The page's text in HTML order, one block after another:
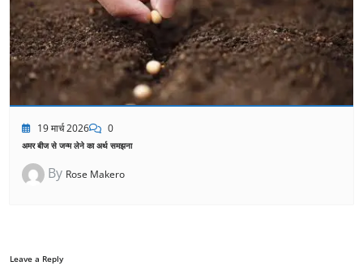
19 मार्च 2026 0
अमर बीज से जन्म लेने का अर्थ समझना
By Rose Makero
Leave a Reply